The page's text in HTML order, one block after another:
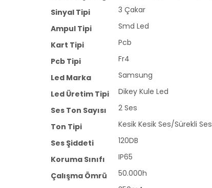
Sinyal Tipi 3 Çakar
Ampul Tipi Smd Led
Kart Tipi Pcb
Pcb Tipi Fr4
Led Marka Samsung
Led Üretim Tipi Dikey Kule Led
Ses Ton Sayısı 2 Ses
Ton Tipi Kesik Kesik Ses/Sürekli Ses
Ses Şiddeti 120DB
Koruma Sınıfı IP65
Çalışma Ömrü 50.000h